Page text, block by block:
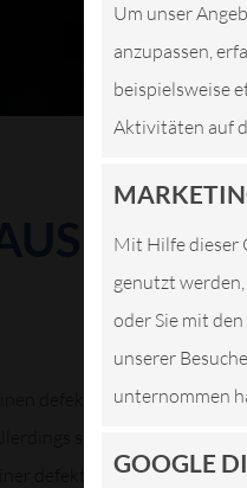
Einen defekten Auspuff hören
einer defekten Auspuffanlage.
Um unser
anzupassen,
beispielsweise
Aktivitäten auf
Mit Hilfe dieser
genutzt
oder Sie mit
unserer
unternommen
GOOGLE